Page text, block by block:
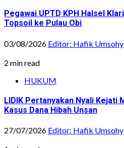
Pegawai UPTD KPH Halsel
Topsoil ke Pulau Obi
03/08/2026 Editor: Hafik Umsohy
2 min read
HUKUM
LIDIK Pertanyakan Nyali Kejati
Kasus Dana Hibah Unsan
27/07/2026 Editor: Hafik Umsohy